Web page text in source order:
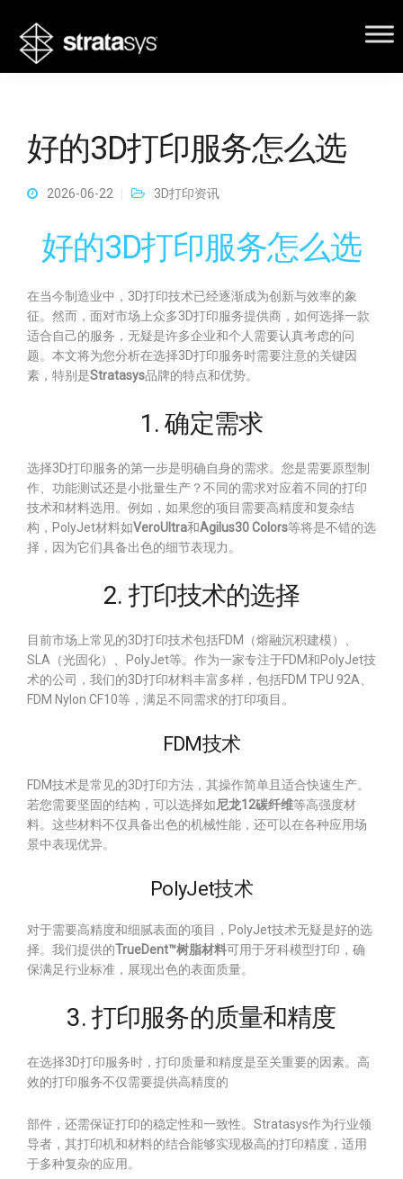
好的3D打印服务怎么选
2026-06-22 3D打印资讯
好的3D打印服务怎么选
在当今制造业中，3D打印技术已经逐渐成为创新与效率的象
征。然而，面对市场上众多3D打印服务提供商，如何选择一款
适合自己的服务，无疑是许多企业和个人需要认真考虑的问
题。本文将为您分析在选择3D打印服务时需要注意的关键因
素，特别是Stratasys品牌的特点和优势。
1. 确定需求
选择3D打印服务的第一步是明确自身的需求。您是需要原型制
作、功能测试还是小批量生产？不同的需求对应着不同的打印
技术和材料选用。例如，如果您的项目需要高精度和复杂结
构，PolyJet材料如VeroUltra和Agilus30 Colors等将是不错的选
择，因为它们具备出色的细节表现力。
2. 打印技术的选择
目前市场上常见的3D打印技术包括FDM（熔融沉积建模）、
SLA（光固化）、PolyJet等。作为一家专注于FDM和PolyJet技
术的公司，我们的3D打印材料丰富多样，包括FDM TPU 92A、
FDM Nylon CF10等，满足不同需求的打印项目。
FDM技术
FDM技术是常见的3D打印方法，其操作简单且适合快速生产。
若您需要坚固的结构，可以选择如尼龙12碳纤维等高强度材
料。这些材料不仅具备出色的机械性能，还可以在各种应用场
景中表现优异。
PolyJet技术
对于需要高精度和细腻表面的项目，PolyJet技术无疑是好的选
择。我们提供的TrueDent™树脂材料可用于牙科模型打印，确
保满足行业标准，展现出色的表面质量。
3. 打印服务的质量和精度
在选择3D打印服务时，打印质量和精度是至关重要的因素。高
效的打印服务不仅需要提供高精度的
部件，还需保证打印的稳定性和一致性。Stratasys作为行业领
导者，其打印机和材料的结合能够实现极高的打印精度，适用
于多种复杂的应用。